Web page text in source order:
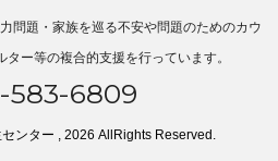
問題・家族を巡る不安や問題のためのカウ
ー等の複合的支援を行っています。
6809
ンター , 2026 AllRights Reserved.